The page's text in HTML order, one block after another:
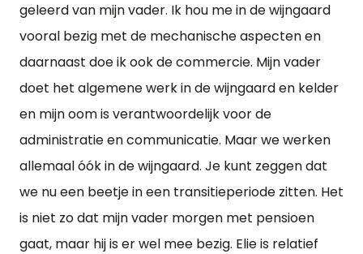
geleerd van mijn vader. Ik hou me in de wijngaard
vooral bezig met de mechanische aspecten en
daarnaast doe ik ook de commercie. Mijn vader
doet het algemene werk in de wijngaard en kelder
en mijn oom is verantwoordelijk voor de
administratie en communicatie. Maar we werken
allemaal óók in de wijngaard. Je kunt zeggen dat
we nu een beetje in een transitieperiode zitten. Het
is niet zo dat mijn vader morgen met pensioen
gaat, maar hij is er wel mee bezig. Elie is relatief